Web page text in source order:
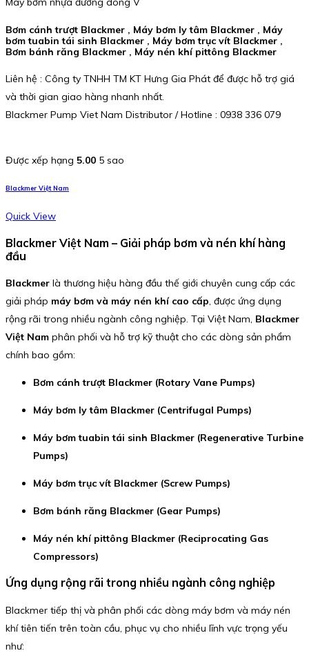
Bơm cánh trượt Blackmer , Máy bơm ly tâm Blackmer , Máy
bơm tuabin tái sinh Blackmer , Máy bơm trục vít Blackmer ,
Bơm bánh răng Blackmer , Máy nén khí pittông Blackmer
Liên hệ : Công ty TNHH TM KT Hưng Gia Phát để được hỗ trợ giá
và thời gian giao hàng nhanh nhất.
Blackmer Pump Viet Nam Distributor / Hotline : 0938 336 079
Được xếp hạng 5.00 5 sao
Blackmer Việt Nam
Quick View
Blackmer Việt Nam – Giải pháp bơm và nén khí hàng
đầu
Blackmer là thương hiệu hàng đầu thế giới chuyên cung cấp các
giải pháp máy bơm và máy nén khí cao cấp, được ứng dụng
rộng rãi trong nhiều ngành công nghiệp. Tại Việt Nam, Blackmer
Việt Nam phân phối và hỗ trợ kỹ thuật cho các dòng sản phẩm
chính bao gồm:
Bơm cánh trượt Blackmer (Rotary Vane Pumps)
Máy bơm ly tâm Blackmer (Centrifugal Pumps)
Máy bơm tuabin tái sinh Blackmer (Regenerative Turbine
Pumps)
Máy bơm trục vít Blackmer (Screw Pumps)
Bơm bánh răng Blackmer (Gear Pumps)
Máy nén khí pittông Blackmer (Reciprocating Gas
Compressors)
Ứng dụng rộng rãi trong nhiều ngành công nghiệp
Blackmer tiếp thị và phân phối các dòng máy bơm và máy nén
khí tiên tiến trên toàn cầu, phục vụ cho nhiều lĩnh vực trọng yếu
như: